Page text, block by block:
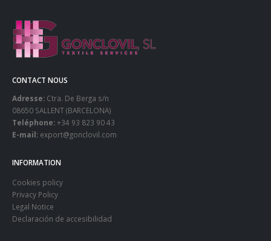
CONTACT NOUS
Adresse: Ctra. De Berga s/n
08650 SALLENT (BARCELONA)
Teléphone:+34 93 823 90 43
E-mail: export@gonclovil.com
INFORMATION
Cookies policy
Privacy Policy
Legal Notice
Declaración de accesibilidad